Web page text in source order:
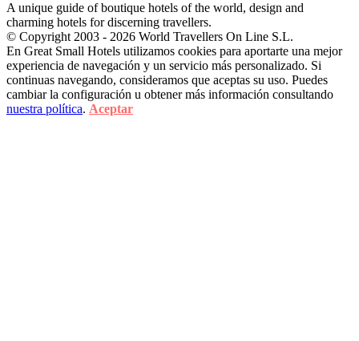
A unique guide of boutique hotels of the world, design and
charming hotels for discerning travellers.
© Copyright 2003 - 2026 World Travellers On Line S.L.
En Great Small Hotels utilizamos cookies para aportarte una mejor
experiencia de navegación y un servicio más personalizado. Si
continuas navegando, consideramos que aceptas su uso. Puedes
cambiar la configuración u obtener más información consultando
nuestra política. Aceptar